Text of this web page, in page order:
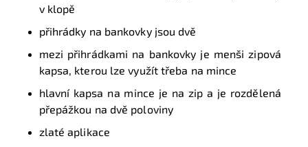
v klopě
přihrádky na bankovky jsou dvě
mezi přihrádkami na bankovky je menši zipová
kapsa, kterou lze využít třeba na mince
hlavní kapsa na mince je na zip a je rozdělená
přepážkou na dvě poloviny
zlaté aplikace